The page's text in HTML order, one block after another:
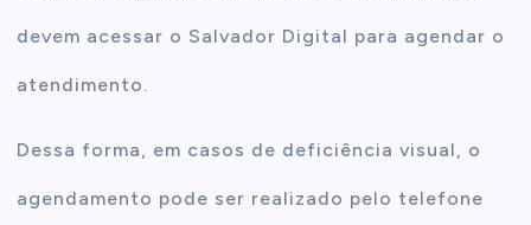
devem acessar o Salvador Digital para agendar o
atendimento.
Dessa forma, em casos de deficiência visual, o
agendamento pode ser realizado pelo telefone